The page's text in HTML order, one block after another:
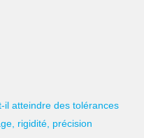
il atteindre des tolérances
rigidité, précision